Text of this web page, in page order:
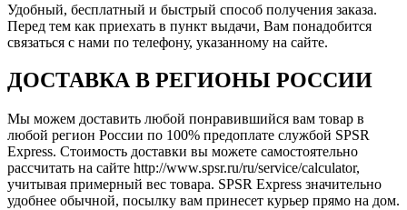
Удобный, бесплатный и быстрый способ получения заказа.
Перед тем как приехать в пункт выдачи, Вам понадобится
связаться с нами по телефону, указанному на сайте.
ДОСТАВКА В РЕГИОНЫ РОССИИ
Мы можем доставить любой понравившийся вам товар в
любой регион России по 100% предоплате службой SPSR
Express. Стоимость доставки вы можете самостоятельно
рассчитать на сайте http://www.spsr.ru/ru/service/calculator,
учитывая примерный вес товара. SPSR Express значительно
удобнее обычной, посылку вам принесет курьер прямо на дом.